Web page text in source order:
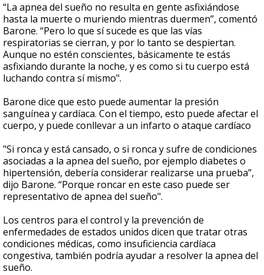
“La apnea del sueño no resulta en gente asfixiándose
hasta la muerte o muriendo mientras duermen”, comentó
Barone. “Pero lo que sí sucede es que las vías
respiratorias se cierran, y por lo tanto se despiertan.
Aunque no estén conscientes, básicamente te estás
asfixiando durante la noche, y es como si tu cuerpo está
luchando contra sí mismo".
Barone dice que esto puede aumentar la presión
sanguínea y cardíaca. Con el tiempo, esto puede afectar el
cuerpo, y puede conllevar a un infarto o ataque cardíaco
"Si ronca y está cansado, o si ronca y sufre de condiciones
asociadas a la apnea del sueño, por ejemplo diabetes o
hipertensión, debería considerar realizarse una prueba”,
dijo Barone. “Porque roncar en este caso puede ser
representativo de apnea del sueño".
Los centros para el control y la prevención de
enfermedades de estados unidos dicen que tratar otras
condiciones médicas, como insuficiencia cardíaca
congestiva, también podría ayudar a resolver la apnea del
sueño.